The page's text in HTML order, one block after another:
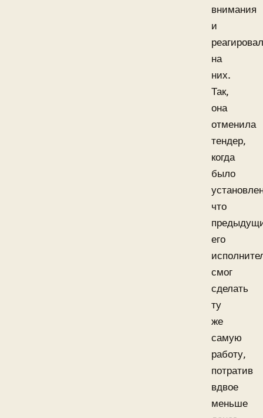
внимания
и
на
них.
Так,
она
отменила
тендер,
когда
было
что
его
смог
сделать
ту
же
самую
работу,
потратив
вдвое
меньше